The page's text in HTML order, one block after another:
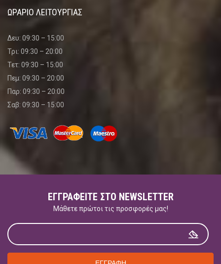
ΩΡΑΡΙΟ ΛΕΙΤΟΥΡΓΙΑΣ
Δευ: 09:30 – 15:00
Τρι: 09:30 – 20:00
Τετ: 09:30 – 15:00
Πεμ: 09:30 – 20:00
Παρ: 09:30 – 20:00
Σαβ: 09:30 – 15:00
ΕΓΓΡΑΦΕΊΤΕ ΣΤΟ NEWSLETTER
Μάθετε πρώτοι τις προσφορές μας!